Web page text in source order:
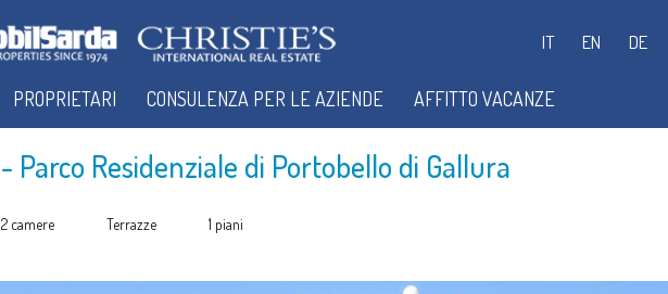
- Parco Residenziale di Portobello di Gallura
2 camere Terrazze 1 piani
DE
EN
IT
PROPRIETARI CONSULENZA PER LE AZIENDE AFFITTO VACANZE